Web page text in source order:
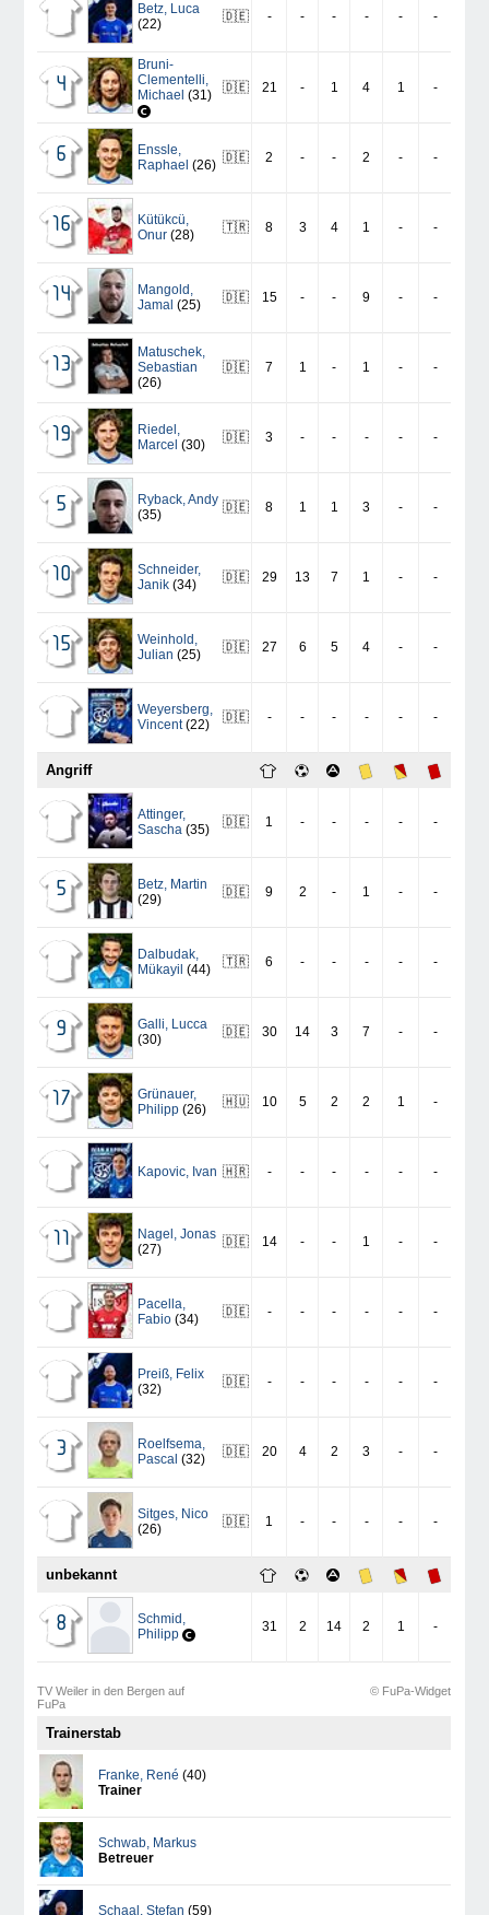
Betz, Luca
(22)
🇩🇪 - - - - - -
4
Bruni-
Clementelli,
Michael (31) 🇩🇪 21 - 1 4 1 -
6 Enssle,
Raphael (26) 🇩🇪 2 - - 2 - -
16 Kütükcü,
Onur (28) 🇹🇷 8 3 4 1 - -
14 Mangold ,
Jamal (25) 🇩🇪 15 - - 9 - -
13
Matuschek,
Sebastian
(26)
🇩🇪 7 1 - 1 - -
19 Riedel ,
Marcel (30) 🇩🇪 3 - - - - -
5 Ryback,Andy
(35)
🇩🇪 8 1 1 3 - -
10 Schneider,
Janik (34) 🇩🇪 29 13 7 1 - -
15 Weinhold ,
Julian (25) 🇩🇪 27 6 5 4 - -
Weyersberg,
Vincent (22) 🇩🇪 - - - - - -
Angriff
Attinger,
Sascha (35) 🇩🇪 1 - - - - -
5 Betz, Martin
(29)
🇩🇪 9 2 - 1 - -
Dalbudak,
Mükayil (44) 🇹🇷 6 - - - - -
9 Galli, Lucca
(30)
🇩🇪 30 14 3 7 - -
17 Grünauer,
Philipp (26) 🇭🇺 10 5 2 2 1 -
Kapovic, Ivan 🇭🇷 - - - - - -
11 Nagel ,Jonas
(27)
🇩🇪 14 - - 1 - -
Pacella,
Fabio (34) 🇩🇪 - - - - - -
Preiß, Felix
(32)
🇩🇪 - - - - - -
3 Roelfsema,
Pascal (32) 🇩🇪 20 4 2 3 - -
Sitges, Nico
(26)
🇩🇪 1 - - - - -
unbekannt
8 Schmid ,
Philipp
31 2 14 2 1 -
© FuPa-Widget
TV Weiler in den Bergen auf
FuPa
Trainerstab
Franke, René (40)
Trainer
Schwab, Markus
Betreuer
Schaal ,Stefan (59)